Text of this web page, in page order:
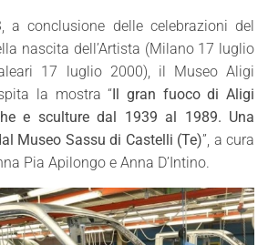
a conclusione delle celebrazioni del
nascita dell’Artista (Milano 17 luglio
17 luglio 2000), il Museo Aligi
la mostra “Il gran fuoco di Aligi
e sculture dal 1939 al 1989. Una
Museo Sassu di Castelli (Te)”, a cura
Pia Apilongo e Anna D’Intino.